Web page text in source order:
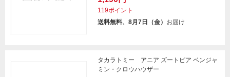
119ポイント
送料無料、8月7日（金） お届け
タカラトミー アニア ズートピア ベンジャ
ミン・クロウハウザー